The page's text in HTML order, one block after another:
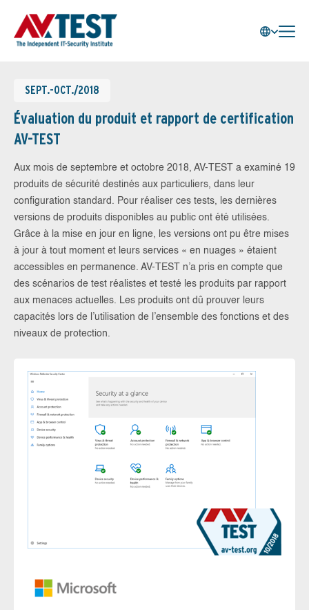
SEPT.-OCT./2018
Évaluation du produit et rapport de certification
AV-TEST
Aux mois de septembre et octobre 2018, AV-TEST a examiné 19
produits de sécurité destinés aux particuliers, dans leur
configuration standard. Pour réaliser ces tests, les dernières
versions de produits disponibles au public ont été utilisées.
Grâce à la mise en jour en ligne, les versions ont pu être mises
à jour à tout moment et leurs services « en nuages » étaient
accessibles en permanence. AV-TEST n’a pris en compte que
des scénarios de test réalistes et testé les produits par rapport
aux menaces actuelles. Les produits ont dû prouver leurs
capacités lors de l’utilisation de l’ensemble des fonctions et des
niveaux de protection.